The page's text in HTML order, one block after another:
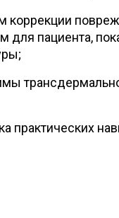
коррекции
для пациента,
практических